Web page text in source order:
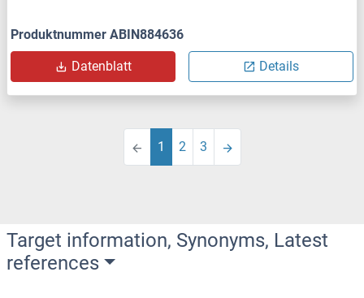
Produktnummer ABIN884636
Datenblatt Details
1 2 3
Target information, Synonyms, Latest
references